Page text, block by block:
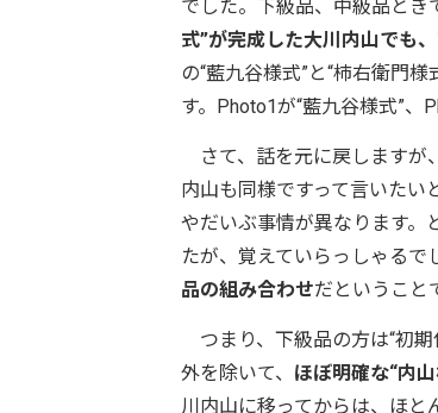
でした。下級品、中級品とき
式”が完成した大川内山でも
の“藍九谷様式”と“柿右衛門
す。Photo1が“藍九谷様式”、
さて、話を元に戻しますが
内山も同様ですって言いたい
やだいぶ事情が異なります。
たが、覚えていらっしゃるで
品の組み合わせだということ
つまり、下級品の方は“初
外を除いて、 ほぼ明確な“内
川内山に移ってからは、ほと